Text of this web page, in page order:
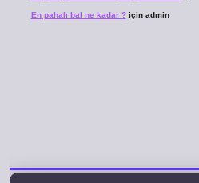
En pahalı bal ne kadar ?için admin